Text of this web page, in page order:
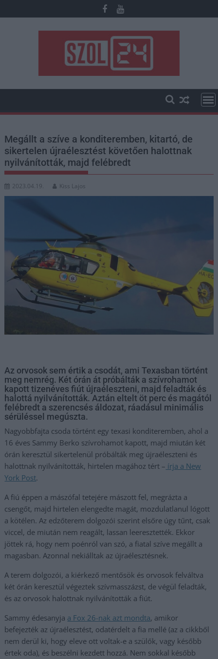
to
Megállt a szíve a konditeremben, kitartó, de
sikertelen újraélesztést követően halottnak
nyilvánították, majd felébredt
2023.04.19. Kiss Lajos
Az orvosok sem értik a csodát, ami Texasban történt
meg nemrég. Két órán át próbálták a szívrohamot
kapott tizenéves fiút újraéleszteni, majd feladták és
halottá nyilvánították. Aztán eltelt öt perc és magától
felébredt a szerencsés áldozat, ráadásul minimális
sérüléssel megúszta.
Nagyobbfajta csoda történt egy texasi konditeremben, ahol a
16 éves Sammy Berko szívrohamot kapott, majd miután két
órán keresztül sikertelenül próbálták meg újraéleszteni és
halottnak nyilvánították, hirtelen magához tért – írja a New
York Post.
A fiú éppen a mászófal tetejére mászott fel, megrázta a
csengőt, majd hirtelen elengedte magát, mozdulatlanul lógott
a kötélen. Az edzőterem dolgozói szerint elsőre úgy tűnt, csak
viccel, de miután nem reagált, lassan leeresztették. Ekkor
jöttek rá, hogy nem poénról van szó, a fiatal szíve megállt a
magasban. Azonnal nekiálltak az újraélesztésnek.
A terem dolgozói, a kiérkező mentősök és orvosok felváltva
két órán keresztül végeztek szívmasszázst, de végül feladták,
és az orvosok halottnak nyilvánították a fiút.
Sammy édesanyja a Fox 26-nak azt mondta, amikor
befejezték az újraélesztést, odatérdelt a fia mellé (az a cikkből
nem derül ki, hogy eleve ott voltak-e a szülők, vagy később
értek oda), és beszélni kezdett hozzá. Nem sokkal később